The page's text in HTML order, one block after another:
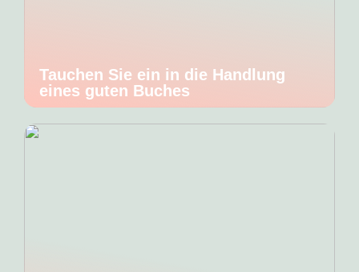
Tauchen Sie ein in die Handlung
eines guten Buches